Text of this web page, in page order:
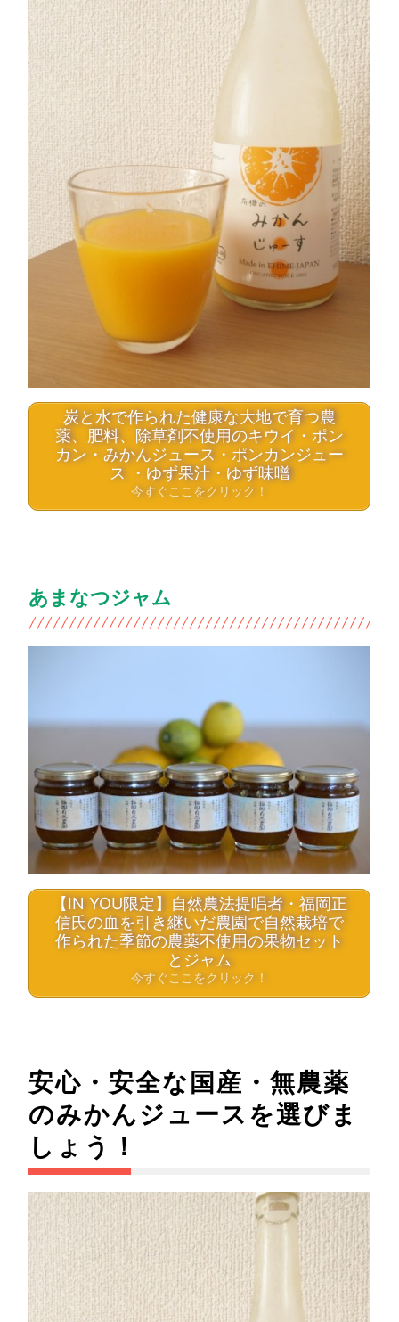
炭と水で作られた健康な大地で育つ農
薬、肥料、除草剤不使用のキウイ・ポン
カン・みかんジュース・ポンカンジュー
ス ・ゆず果汁・ゆず味噌
今すぐここをクリック！
あまなつジャム
【IN YOU限定】自然農法提唱者・福岡正
信氏の血を引き継いだ農園で自然栽培で
作られた季節の農薬不使用の果物セット
とジャム
今すぐここをクリック！
安心・安全な国産・無農薬
のみかんジュースを選びま
しょう！